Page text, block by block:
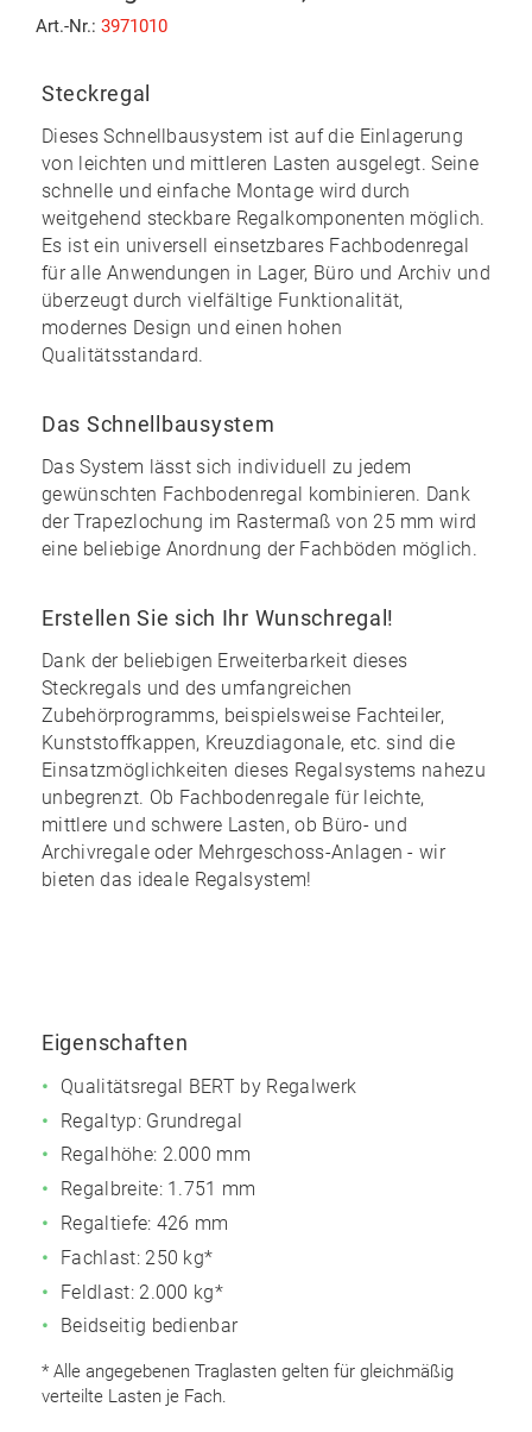
Art.-Nr.: 3971010
Steckregal
Dieses Schnellbausystem ist auf die Einlagerung
von leichten und mittleren Lasten ausgelegt. Seine
schnelle und einfache Montage wird durch
weitgehend steckbare Regalkomponenten möglich.
Es ist ein universell einsetzbares Fachbodenregal
für alle Anwendungen in Lager, Büro und Archiv und
überzeugt durch vielfältige Funktionalität,
modernes Design und einen hohen
Qualitätsstandard.
Das Schnellbausystem
Das System lässt sich individuell zu jedem
gewünschten Fachbodenregal kombinieren. Dank
der Trapezlochung im Rastermaß von 25 mm wird
eine beliebige Anordnung der Fachböden möglich.
Erstellen Sie sich Ihr Wunschregal!
Dank der beliebigen Erweiterbarkeit dieses
Steckregals und des umfangreichen
Zubehörprogramms, beispielsweise Fachteiler,
Kunststoffkappen, Kreuzdiagonale, etc. sind die
Einsatzmöglichkeiten dieses Regalsystems nahezu
unbegrenzt. Ob Fachbodenregale für leichte,
mittlere und schwere Lasten, ob Büro- und
Archivregale oder Mehrgeschoss-Anlagen - wir
bieten das ideale Regalsystem!
Eigenschaften
Qualitätsregal BERT by Regalwerk
Regaltyp: Grundregal
Regalhöhe: 2.000 mm
Regalbreite: 1.751 mm
Regaltiefe: 426 mm
Fachlast: 250 kg*
Feldlast: 2.000 kg*
Beidseitig bedienbar
* Alle angegebenen Traglasten gelten für gleichmäßig
verteilte Lasten je Fach.